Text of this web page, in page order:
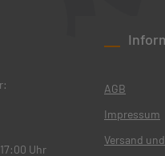
Uhr
AGB
Impressum
Versand